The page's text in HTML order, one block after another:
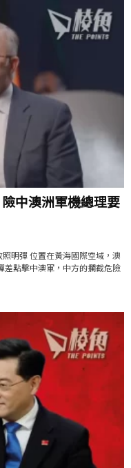
中澳洲軍機總理要
明彈 位置在黃海國際空域，澳
差點擊中澳軍，中方的攔截危險